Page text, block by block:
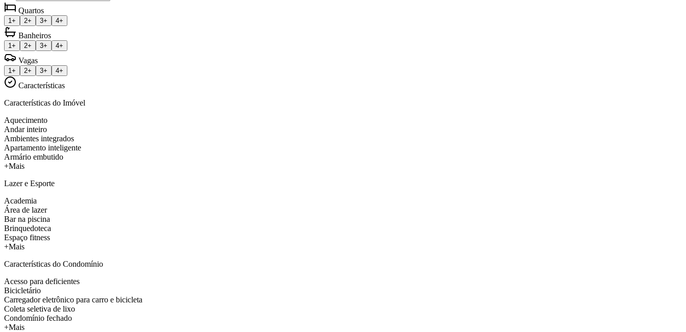
Quartos
1+ 2+ 3+ 4+
Banheiros
1+ 2+ 3+ 4+
Vagas
1+ 2+ 3+ 4+
Características
Características do Imóvel
Aquecimento
Andar inteiro
Ambientes integrados
Apartamento inteligente
Armário embutido
+Mais
Lazer e Esporte
Academia
Área de lazer
Bar na piscina
Brinquedoteca
Espaço fitness
+Mais
Características do Condomínio
Acesso para deficientes
Bicicletário
Carregador eletrônico para carro e bicicleta
Coleta seletiva de lixo
Condomínio fechado
+Mais